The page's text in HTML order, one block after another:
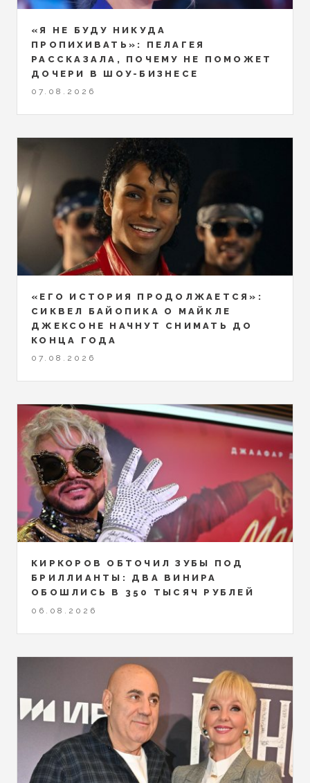
«Я НЕ БУДУ НИКУДА
ПРОПИХИВАТЬ»: ПЕЛАГЕЯ
РАССКАЗАЛА, ПОЧЕМУ НЕ ПОМОЖЕТ
ДОЧЕРИ В ШОУ-БИЗНЕСЕ
07.08.2026
«ЕГО ИСТОРИЯ ПРОДОЛЖАЕТСЯ»:
СИКВЕЛ БАЙОПИКА О МАЙКЛЕ
ДЖЕКСОНЕ НАЧНУТ СНИМАТЬ ДО
КОНЦА ГОДА
07.08.2026
КИРКОРОВ ОБТОЧИЛ ЗУБЫ ПОД
БРИЛЛИАНТЫ: ДВА ВИНИРА
ОБОШЛИСЬ В 350 ТЫСЯЧ РУБЛЕЙ
06.08.2026